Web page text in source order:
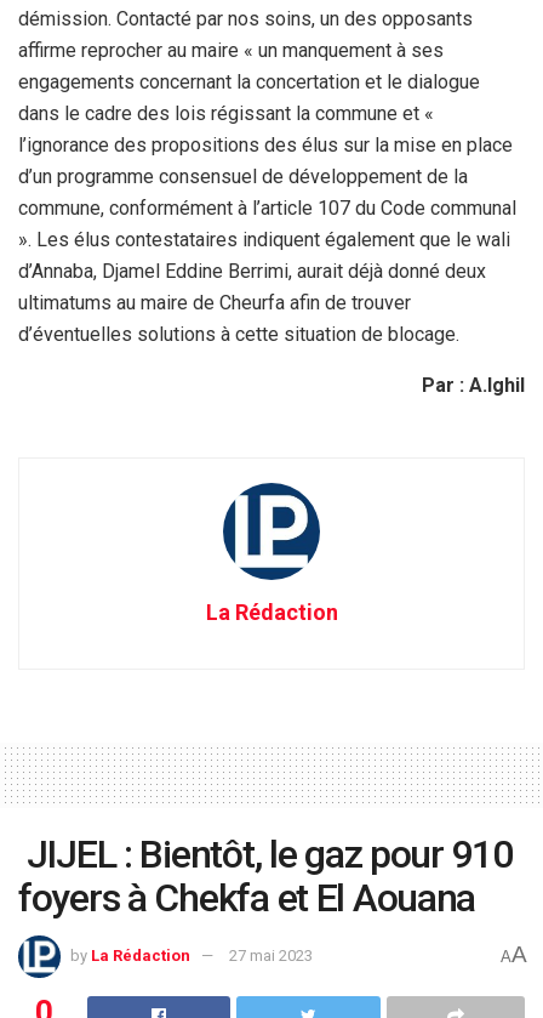
démission. Contacté par nos soins, un des opposants
affirme reprocher au maire « un manquement à ses
engagements concernant la concertation et le dialogue
dans le cadre des lois régissant la commune et «
l’ignorance des propositions des élus sur la mise en place
d’un programme consensuel de développement de la
commune, conformément à l’article 107 du Code communal
». Les élus contestataires indiquent également que le wali
d’Annaba, Djamel Eddine Berrimi, aurait déjà donné deux
ultimatums au maire de Cheurfa afin de trouver
d’éventuelles solutions à cette situation de blocage.
Par : A.Ighil
La Rédaction
JIJEL : Bientôt, le gaz pour 910
foyers à Chekfa et El Aouana
by La Rédaction 27 mai 2023 AA